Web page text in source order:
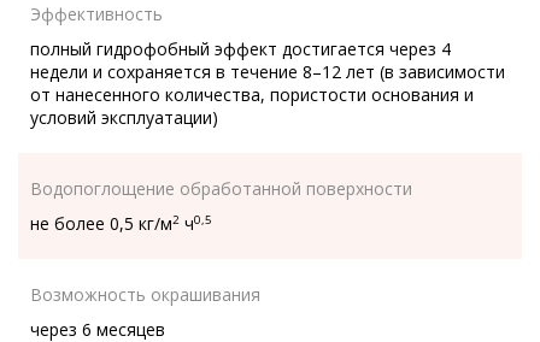
Эффективность
полный гидрофобный эффект достигается через 4
недели и сохраняется в течение 8–12 лет (в зависимости
от нанесенного количества, пористости основания и
условий эксплуатации)
Водопоглощение обработанной поверхности
не более 0,5 кг/м2 ч0,5
Возможность окрашивания
через 6 месяцев